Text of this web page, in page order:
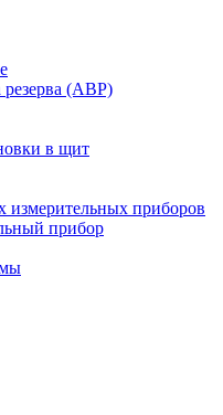
резерва (АВР)
в щит
приборов
прибор